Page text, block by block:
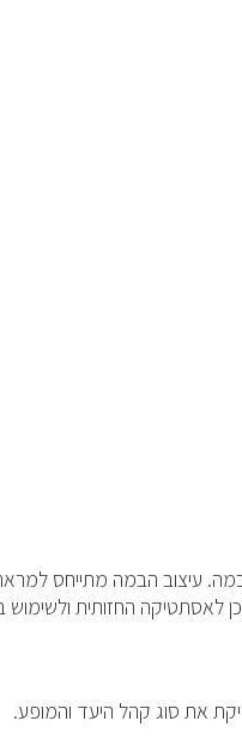
עיצוב הבמה מתייחס
וכן לאסתטיקה החזותית
את סוג קהל היעד והמופע.